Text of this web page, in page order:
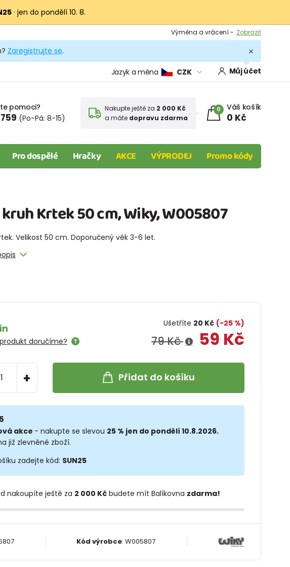
· jen do pondělí 10. 8.
Výměna a vrácení - Zobrazit
Podmínky
Zaregistrujte se.
Jazyk a měna CZK Můj účet
pomoci?
(Po-Pá: 8-15)
Nakupte ještě za 2 000 Kč
a máte dopravu zdarma
0 Váš košík
0 Kč
Pro dospělé Hračky AKCE VÝPRODEJ Promo kódy
Krtek 50 cm, Wiky, W005807
Velikost 50 cm. Doporučený věk 3-6 let.
doručíme?
Ušetříte 20 Kč (-25 %)
79 Kč 59 Kč
+ Přidat do košíku
akce - nakupte se slevou 25 % jen do pondělí 10.8.2026.
již zlevněné zboží.
zadejte kód: SUN25
nakoupíte ještě za 2 000 Kčbudete mít Balíkovna zdarma!
Kód výrobce:W005807